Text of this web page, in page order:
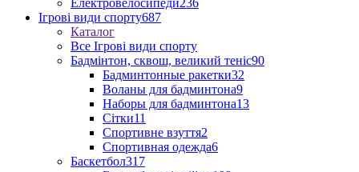
Електровелосипеди236
Ігрові види спорту687
Каталог
Все Ігрові види спорту
Бадмінтон, сквош, великий теніс90
Бадминтонные ракетки32
Воланы для бадминтона9
Наборы для бадминтона13
Сітки11
Спортивне взуття2
Спортивная одежда6
Баскетбол317